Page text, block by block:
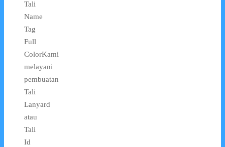
Tali
Name
Tag
Full
ColorKami
melayani
pembuatan
Tali
Lanyard
atau
Tali
Id